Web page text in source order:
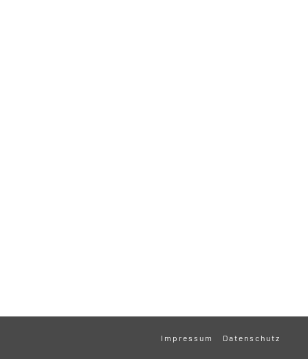
Impressum Datenschutz